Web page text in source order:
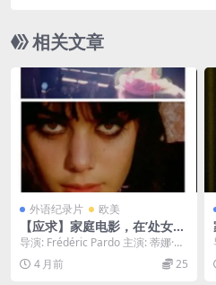
相关文章
外语纪录片 欧美
【应求】家庭电影，在’处女之
床’的片场 Home Movie, aut
our du ‘Lit de la Vierge’ (19
68)
导演: Frédéric Pardo 主演: 蒂娜·奥
蒙特 / Pierre-R...
4 月前 25